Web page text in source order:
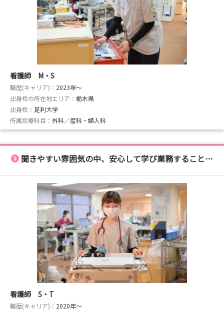
看護師 M・S
職歴(キャリア)： 2023年〜
出身校の所在地エリア： 栃木県
出身校： 足利大学
所属診療科目： 外科／産科・婦人科
聞きやすい雰囲気の中、安心して学び業務することができます
看護師 S・T
職歴(キャリア)： 2020年〜